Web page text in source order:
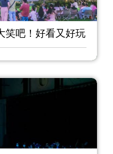
笑吧！好看又好玩